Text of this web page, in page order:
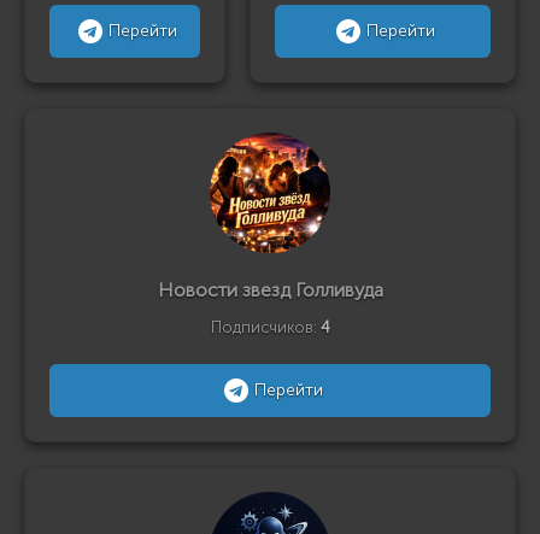
Перейти Перейти
Новости звезд Голливуда
Подписчиков: 4
Перейти